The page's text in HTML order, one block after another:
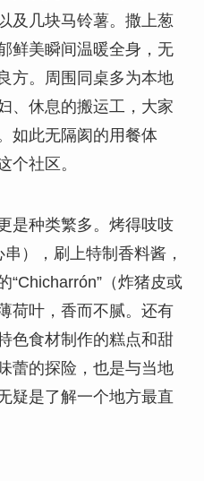
及几块马铃薯。撒上葱
鲜美瞬间温暖全身，无
方。周围同桌多为本地
、休息的搬运工，大家
如此无隔阂的用餐体
个社区。
是种类繁多。烤得吱吱
），刷上特制香料酱，
“Chicharrón”（炸猪皮或
荷叶，香而不腻。还有
色食材制作的糕点和甜
蕾的探险，也是与当地
疑是了解一个地方最直